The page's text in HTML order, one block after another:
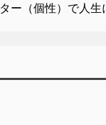
ー（個性）で人生